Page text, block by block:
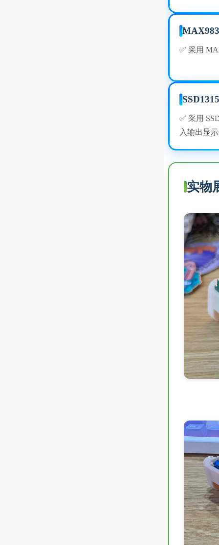
✅ 采用
✅ 采用
入输出显示
实物